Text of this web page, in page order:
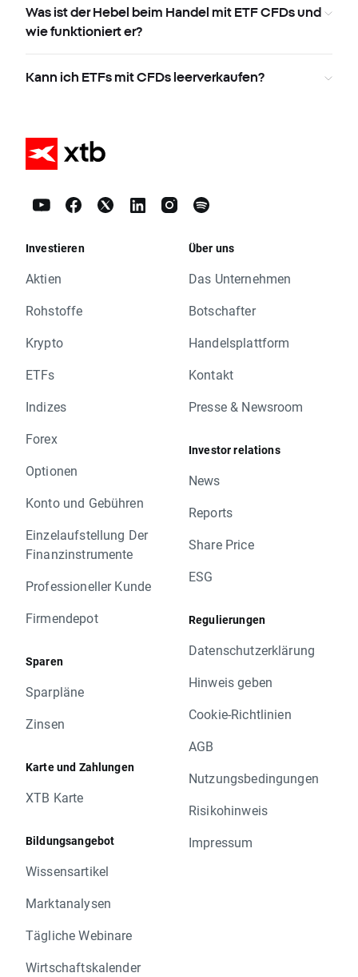
Was ist der Hebel beim Handel mit ETF CFDs und
wie funktioniert er?
Kann ich ETFs mit CFDs leerverkaufen?
Investieren
Aktien
Rohstoffe
Krypto
ETFs
Indizes
Forex
Optionen
Konto und Gebühren
Einzelaufstellung Der
Finanzinstrumente
Professioneller Kunde
Firmendepot
Sparen
Sparpläne
Zinsen
Karte und Zahlungen
XTB Karte
Bildungsangebot
Wissensartikel
Marktanalysen
Tägliche Webinare
Wirtschaftskalender
Über uns
Das Unternehmen
Botschafter
Handelsplattform
Kontakt
Presse & Newsroom
Investor relations
News
Reports
Share Price
ESG
Regulierungen
Datenschutzerklärung
Hinweis geben
Cookie-Richtlinien
AGB
Nutzungsbedingungen
Risikohinweis
Impressum